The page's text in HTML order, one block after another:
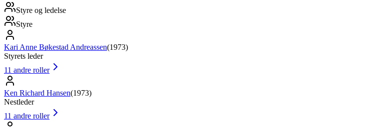
Styre og ledelse
Styre
Kari Anne Bøkestad Andreassen(1973)
Styrets leder
11 andre roller
Ken Richard Hansen(1973)
Nestleder
11 andre roller